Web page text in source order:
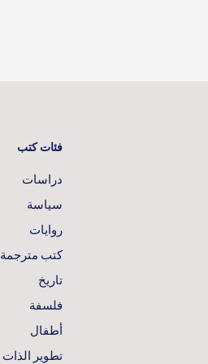
فئات كتب
دراسات
سياسة
روايات
كتب مترجمة
تاريخ
فلسفة
أطفال
تطوير الذات